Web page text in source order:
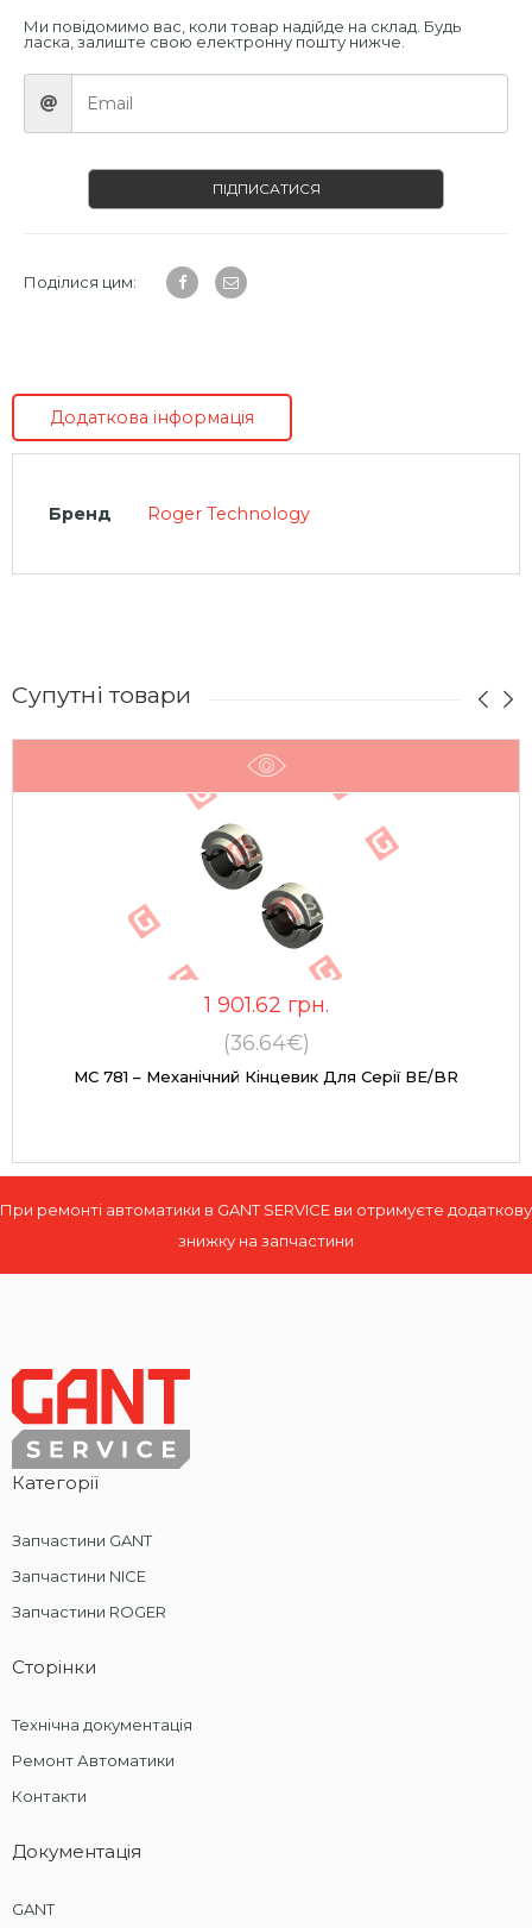
Ми повідомимо вас, коли товар надійде на склад. Будь
ласка, залиште свою електронну пошту нижче.
ПІДПИСАТИСЯ
Поділися цим:
Додаткова інформація
Бренд Roger Technology
Супутні товари
1 901.62 грн.
(36.64€)
MC 781 – Механічний Кінцевик Для Серії ВЕ/BR
При ремонті автоматики в GANT SERVICE ви отримуєте додаткову
знижку на запчастини
Категорії
Запчастини GANT
Запчастини NICE
Запчастини ROGER
Сторінки
Технічна документація
Ремонт Автоматики
Контакти
Документація
GANT